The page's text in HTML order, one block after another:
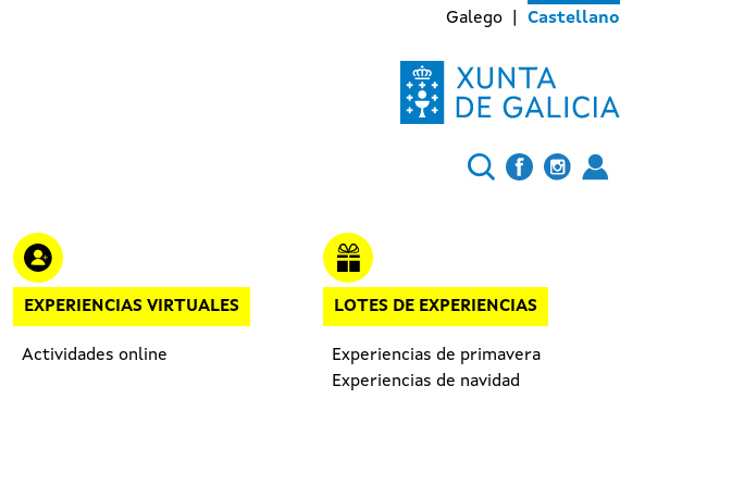
Galego Castellano
EXPERIENCIAS VIRTUALES
Actividades online
LOTES DE EXPERIENCIAS
Experiencias de primavera
Experiencias de navidad